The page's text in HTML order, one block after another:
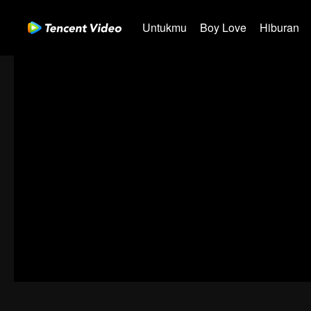
Untukmu Boy Love Hiburan